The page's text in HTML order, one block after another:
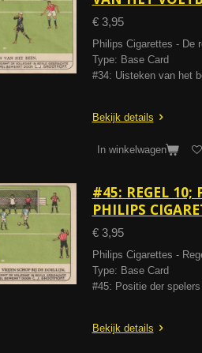
€ 3,95
Philips Cigarettes - De
Type: Base Card
#34: Uisteken van het
Bekijk details
In winkelwagen
#45: REGEL 10;
PHILIPS
€ 3,95
Philips Cigarettes -
Type: Base Card
#45: Positie der
Bekijk details